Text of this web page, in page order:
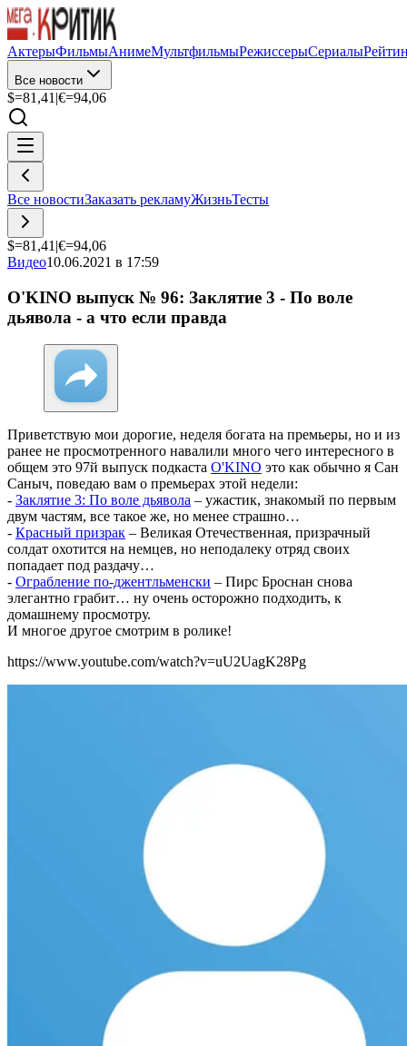
АктерыФильмыАнимеМультфильмыРежиссерыСериалы
Все новости
$=81,41 |€=94,06
Все новостиЗаказать рекламуЖизньТесты
$=81,41 |€=94,06
Видео10.06.2021 в 17:59
O'KINO выпуск № 96: Заклятие 3 - По воле
дьявола - а что если правда
Приветствую мои дорогие, неделя богата на премьеры, но и из
ранее не просмотренного навалили много чего интересного в
общем это 97й выпуск подкаста O'KINO это как обычно я Cан
Cаныч, поведаю вам о премьерах этой недели:
- Заклятие 3: По воле дьявола – ужастик, знакомый по первым
двум частям, все такое же, но менее страшно…
- Красный призрак – Великая Отечественная, призрачный
солдат охотится на немцев, но неподалеку отряд своих
попадает под раздачу…
- Ограбление по-джентльменски – Пирс Броснан снова
элегантно грабит… ну очень осторожно подходить, к
домашнему просмотру.
И многое другое смотрим в ролике!
https://www.youtube.com/watch?v=uU2UagK28Pg